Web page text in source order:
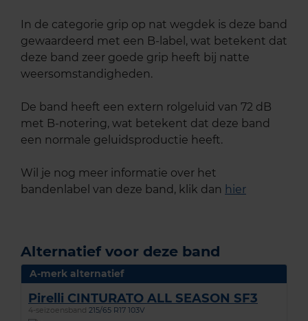
In de categorie grip op nat wegdek is deze band
gewaardeerd met een B-label, wat betekent dat
deze band zeer goede grip heeft bij natte
weersomstandigheden.
De band heeft een extern rolgeluid van 72 dB
met B-notering, wat betekent dat deze band
een normale geluidsproductie heeft.
Wil je nog meer informatie over het
bandenlabel van deze band, klik dan hier
Alternatief voor deze band
A-merk alternatief
Pirelli CINTURATO ALL SEASON SF3
4-seizoensband 215/65 R17 103V